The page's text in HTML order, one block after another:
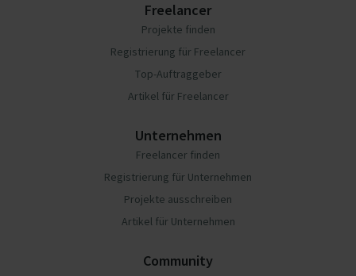
Freelancer
Projekte finden
Registrierung für Freelancer
Top-Auftraggeber
Artikel für Freelancer
Unternehmen
Freelancer finden
Registrierung für Unternehmen
Projekte ausschreiben
Artikel für Unternehmen
Community